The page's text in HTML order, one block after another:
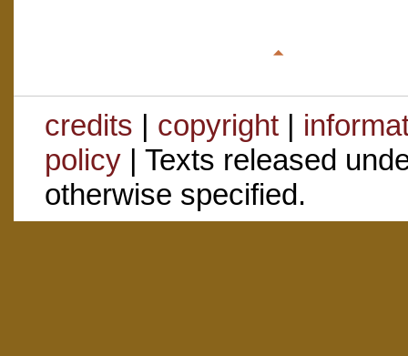
credits | copyright|
policy| Texts released
otherwise specified.